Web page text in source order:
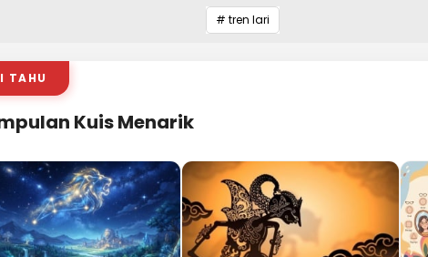
# tren lari
TAHU
Kuis Menarik